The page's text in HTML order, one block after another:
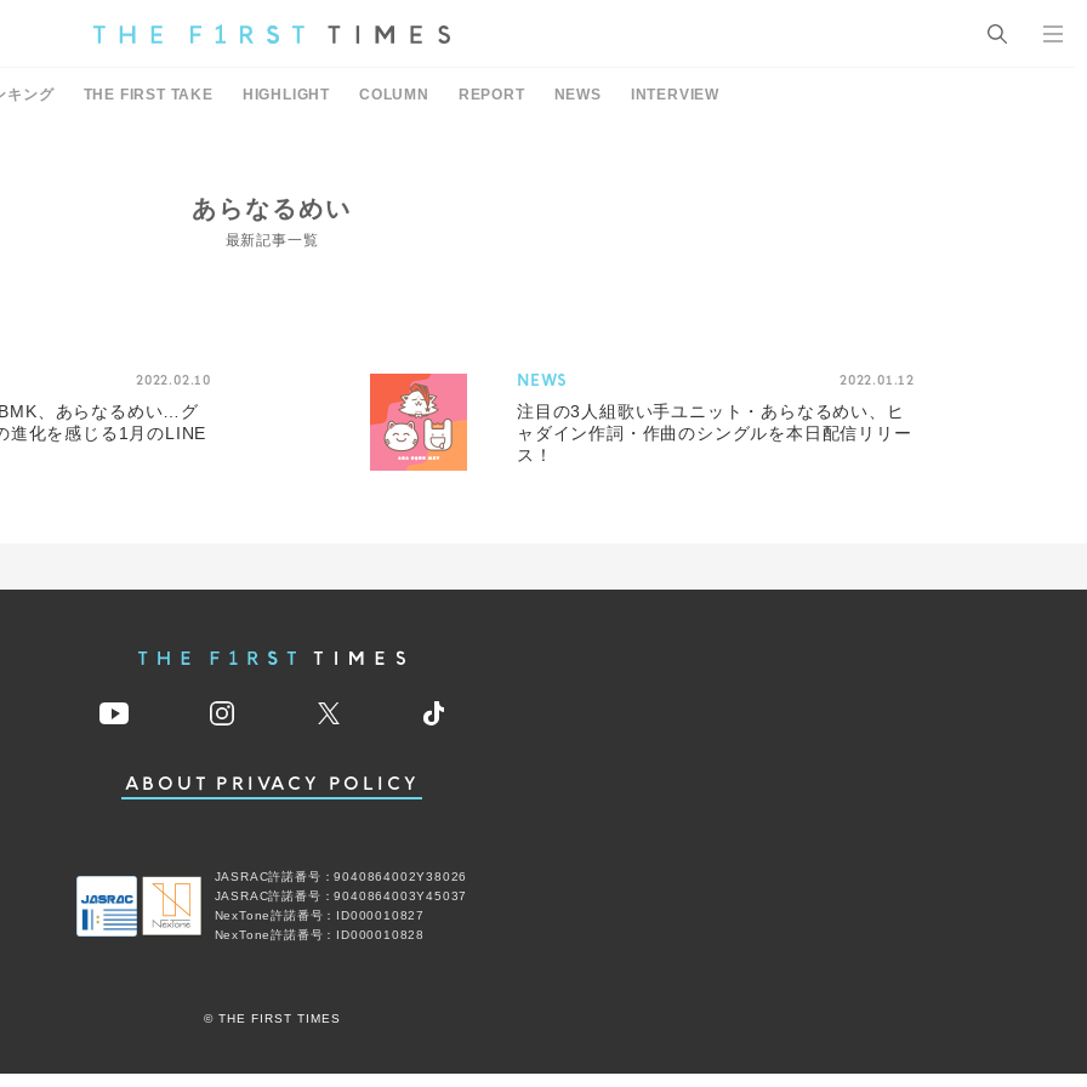
キング THE FIRST TAKE HIGHLIGHT COLUMN REPORT NEWS INTERVIEW
あらなるめい
最新記事一覧
2022.02.10
、あらなるめい…グ
進化を感じる1月のLINE
NEWS 2022.01.12
注目の3人組歌い手ユニット・あらなるめい、ヒ
ャダイン作詞・作曲のシングルを本日配信リリー
ス！
ABOUT PRIVACY POLICY
JASRAC許諾番号：9040864002Y38026
JASRAC許諾番号：9040864003Y45037
NexTone許諾番号：ID000010827
NexTone許諾番号：ID000010828
© THE FIRST TIMES